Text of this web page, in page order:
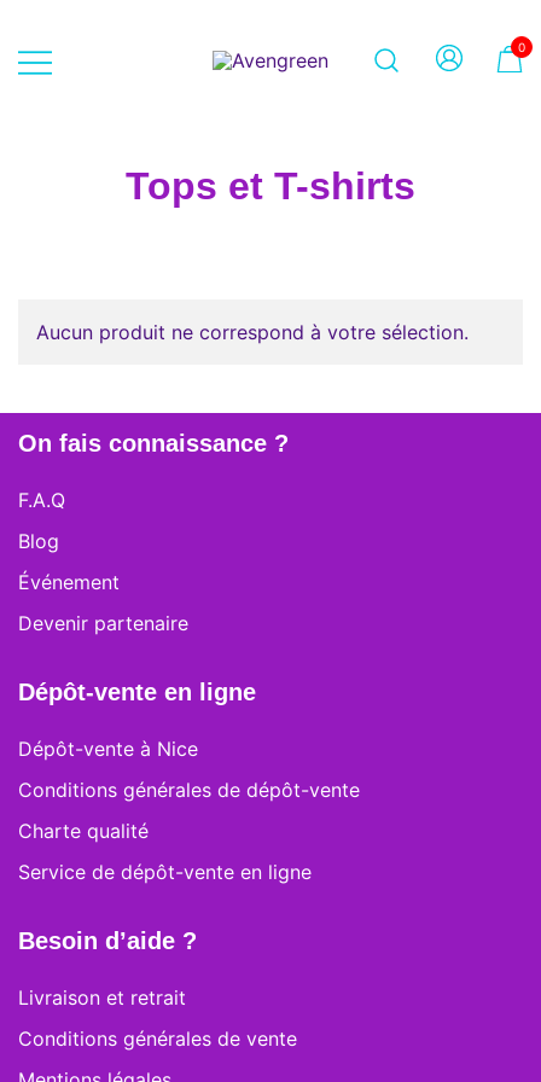
content
0
Tops et T-shirts
Aucun produit ne correspond à votre sélection.
On fais connaissance ?
F.A.Q
Blog
Événement
Devenir partenaire
Dépôt-vente en ligne
Dépôt-vente à Nice
Conditions générales de dépôt-vente
Charte qualité
Service de dépôt-vente en ligne
Besoin d’aide ?
Livraison et retrait
Conditions générales de vente